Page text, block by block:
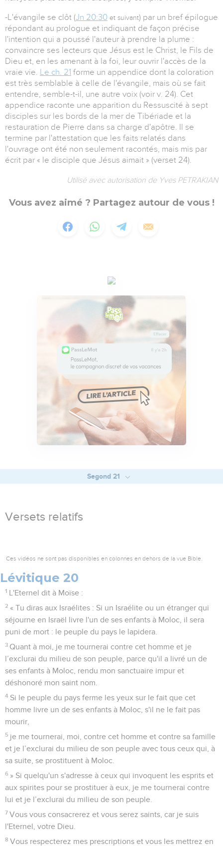
-L'évangile se clôt (Jn 20:30 et suivant) par un bref épilogue
répondant au prologue et indiquant de façon précise
l'intention qui a poussé l'auteur à prendre la plume :
convaincre ses lecteurs que Jésus est le Christ, le Fils de
Dieu et, en les amenant à la foi, leur ouvrir l'accès de la
vraie vie. Le ch. 21 forme un appendice dont la coloration
est très semblable à celle de l'évangile, mais où se fait
entendre, semble-t-il, une autre voix (voir v. 24). Cet
appendice raconte une apparition du Ressuscité à sept
disciples sur les bords de la mer de Tibériade et la
restauration de Pierre dans sa charge d'apôtre. Il se
termine par l'attestation que les faits relatés dans
l'ouvrage ont été non seulement racontés, mais mis par
écrit par « le disciple que Jésus aimait » (verset 24).
Utilisé avec autorisation de Yves PETRAKIAN
Vous avez aimé ? Partagez autour de vous !
Segond 21
Versets relatifs
Ces vidéos ne sont pas disponibles en colonnes en dehors de la vue Bible.
Lévitique 20
1 L'Eternel dit à Moïse :
2 « Tu diras aux Israélites : Si un Israélite ou un étranger qui
séjourne en Israël livre l'un de ses enfants à Moloc, il sera
puni de mort : le peuple du pays le lapidera.
3 Quant à moi, je me tournerai contre cet homme et je
l’exclurai du milieu de son peuple, parce qu'il a livré un de
ses enfants à Moloc, rendu mon sanctuaire impur et
déshonoré mon saint nom.
4 Si le peuple du pays ferme les yeux sur le fait que cet
homme livre un de ses enfants à Moloc, s'il ne le fait pas
mourir,
5 je me tournerai, moi, contre cet homme et contre sa famille
et je l’exclurai du milieu de son peuple avec tous ceux qui, à
sa suite, se prostituent à Moloc.
6 » Si quelqu'un s'adresse à ceux qui invoquent les esprits et
aux spirites pour se prostituer à eux, je me tournerai contre
lui et je l’exclurai du milieu de son peuple.
7 Vous vous consacrerez et vous serez saints, car je suis
l'Eternel, votre Dieu.
8 Vous respecterez mes prescriptions et vous les mettrez en